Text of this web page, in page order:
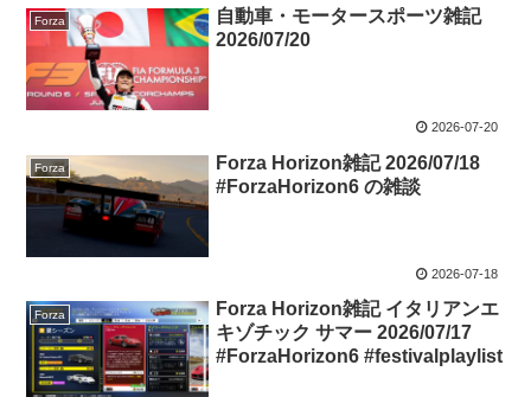
Forza
自動車・モータースポーツ雑記
2026/07/20
2026-07-20
Forza
Forza Horizon雑記 2026/07/18
#ForzaHorizon6 の雑談
2026-07-18
Forza
Forza Horizon雑記 イタリアンエ
キゾチック サマー 2026/07/17
#ForzaHorizon6 #festivalplaylist